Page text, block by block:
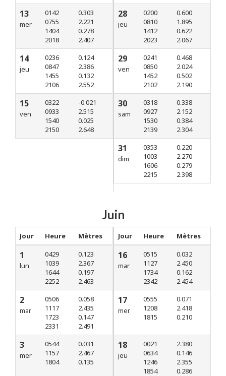
13
mer
0142
0755
1404
2018
0.303
2.221
0.278
2.407
14
jeu
0236
0847
1455
2106
0.124
2.386
0.132
2.552
15
ven
0322
0933
1540
2150
-0.021
2.515
0.025
2.648
28
jeu
0200
0810
1412
2023
0.600
1.895
0.622
2.067
29
ven
0241
0850
1452
2102
0.468
2.024
0.502
2.190
30
sam
0318
0927
1530
2139
0.338
2.152
0.384
2.304
31
dim
0353
1003
1606
2215
0.220
2.270
0.279
2.398
Juin
Jour Heure Mètres
1
lun
0429
1039
1644
2252
0.123
2.367
0.197
2.463
2
mar
0506
1117
1723
2331
0.058
2.435
0.147
2.491
3
mer
0544
1157
1804
0.031
2.467
0.135
Jour Heure Mètres
16
mar
0515
1127
1734
2342
0.032
2.450
0.162
2.454
17
mer
0555
1208
1815
0.071
2.418
0.210
18
jeu
0021
0634
1246
1854
2.380
0.146
2.355
0.286